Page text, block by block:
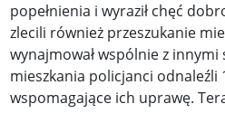
Sławomir Mentzen: Migracja
Dni Konia Arabskiego 2025 –
Zełenski chciał rozmawiać z
popełnienia i wyraził chęć
zlecili również przeszukanie
wynajmował wspólnie z
mieszkania policjanci
wspomagające ich uprawę.